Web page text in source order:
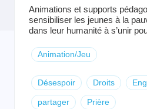
Animations et supports
sensibiliser les jeunes à la
dans leur humanité à s’unir
Animation/Jeu
Désespoir Droits
partager Prière